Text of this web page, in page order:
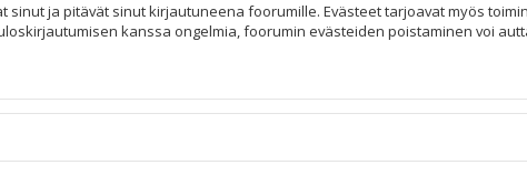
ja pitävät sinut kirjautuneena foorumille. Evästeet tarjoavat myös
kanssa ongelmia, foorumin evästeiden poistaminen voi